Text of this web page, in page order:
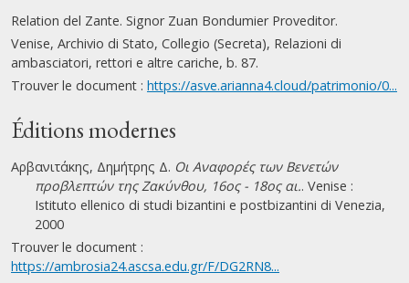
Relation del Zante. Signor Zuan Bondumier Proveditor.
Venise, Archivio di Stato, Collegio (Secreta), Relazioni di
ambasciatori, rettori e altre cariche, b. 87.
Trouver le document : https://asve.arianna4.cloud/patrimonio/0...
Éditions modernes
Αρβανιτάκης, Δημήτρης Δ. Οι Αναφορές των Βενετών
προβλεπτών της Ζακύνθου, 16ος - 18ος αι.. Venise :
Istituto ellenico di studi bizantini e postbizantini di Venezia,
2000
Trouver le document :
https://ambrosia24.ascsa.edu.gr/F/DG2RN8...